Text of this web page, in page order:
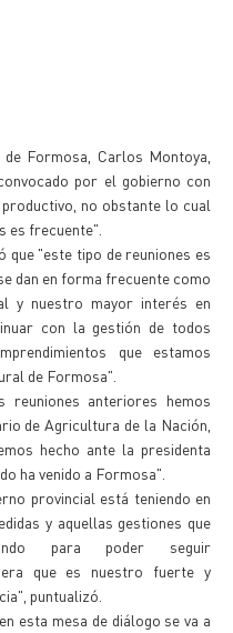
Formosa, Carlos Montoya,
por el gobierno con
no obstante lo cual
es frecuente".
"este tipo de reuniones es
dan en forma frecuente como
y nuestro mayor interés en
con la gestión de todos
que estamos
de Formosa".
reuniones anteriores hemos
de Agricultura de la Nación,
hecho ante la presidenta
ha venido a Formosa".
provincial está teniendo en
y aquellas gestiones que
para poder seguir
que es nuestro fuerte y
puntualizó.
esta mesa de diálogo se va a